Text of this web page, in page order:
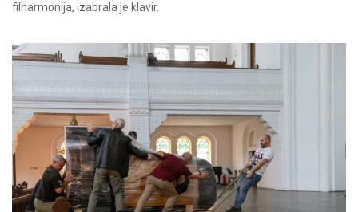
filharmonija, izabrala je klavir.